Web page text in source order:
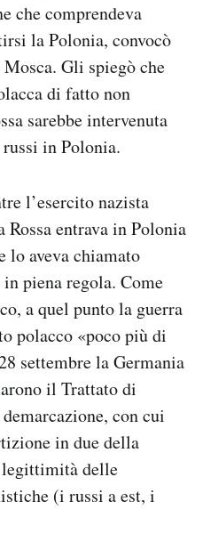
che comprendeva
la Polonia, convocò
Gli spiegò che
di fatto non
sarebbe intervenuta
in Polonia.
l’esercito nazista
Rossa entrava in Polonia
lo aveva chiamato
piena regola. Come
a quel punto la guerra
polacco «poco più di
settembre la Germania
il Trattato di
con cui
in due della
legittimità delle
(i russi a est, i